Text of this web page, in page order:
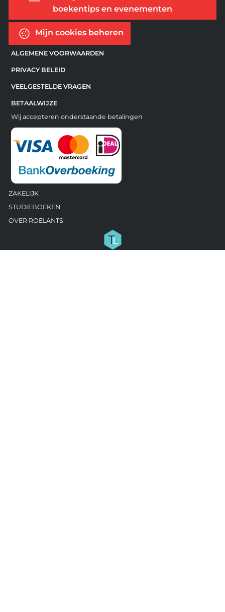
boekentips en evenementen
Mijn cookies beheren
ALGEMENE VOORWAARDEN
PRIVACY BELEID
VEELGESTELDE VRAGEN
BETAALWIJZE
Wij accepteren onderstaande betalingen
ZAKELIJK
STUDIEBOEKEN
OVER ROELANTS